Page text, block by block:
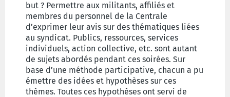
but ? Permettre aux militants, affiliés et
membres du personnel de la Centrale
d’exprimer leur avis sur des thématiques liées
au syndicat. Publics, ressources, services
individuels, action collective, etc. sont autant
de sujets abordés pendant ces soirées. Sur
base d’une méthode participative, chacun a pu
émettre des idées et hypothèses sur ces
thèmes. Toutes ces hypothèses ont servi de